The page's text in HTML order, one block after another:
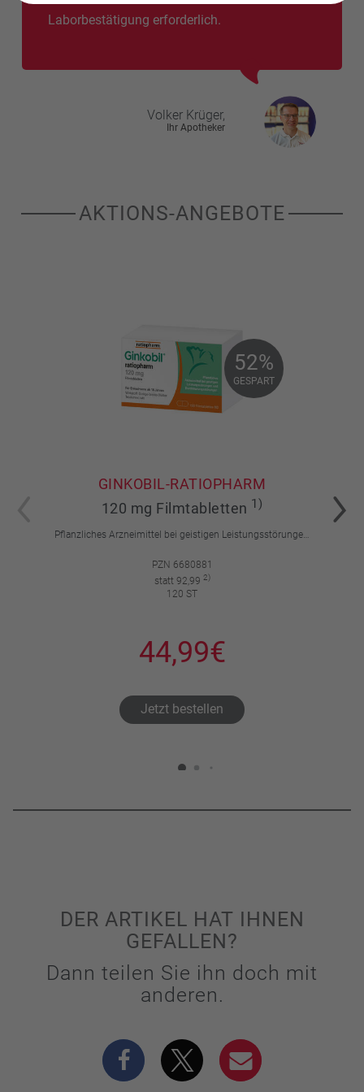
Laborbestätigung erforderlich.
Volker Krüger,
Ihr Apotheker
AKTIONS-ANGEBOTE
52%
GESPART
52%
GESPART
GINKOBIL-RATIOPHARM
120 mg Filmtabletten 1)
Pflanzliches Arzneimittel bei geistigen Leistungsstörungen und Durchblutungsstörungen.
PZN 6680881
statt 92,99 2)
120 ST
44,99€
Jetzt bestellen
DER ARTIKEL HAT IHNEN
GEFALLEN?
Dann teilen Sie ihn doch mit
anderen.